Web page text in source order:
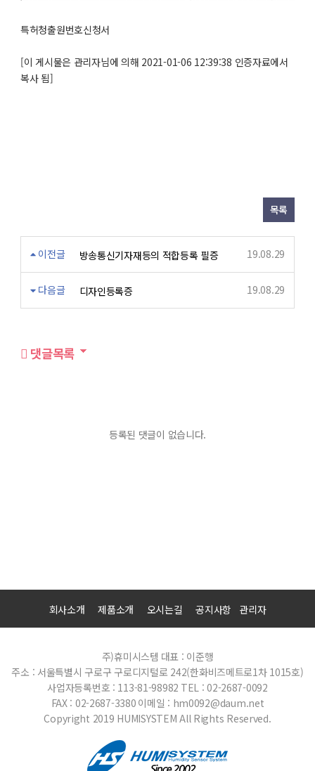
특허청출원번호신청서
[이 게시물은 관리자님에 의해 2021-01-06 12:39:38 인증자료에서
복사 됨]
목록
이전글 방송통신기자재등의 적합등록 필증 19.08.29
다음글 디자인등록증 19.08.29
댓글목록
등록된 댓글이 없습니다.
회사소개 제품소개 오시는길 공지사항 관리자
주)휴미시스템 대표 : 이준행
주소 : 서울특별시 구로구 구로디지털로 242(한화비즈메트로1차 1015호)
사업자등록번호 : 113-81-98982 TEL : 02-2687-0092
FAX : 02-2687-3380 이메일 : hm0092@daum.net
Copyright 2019 HUMISYSTEM All Rights Reserved.